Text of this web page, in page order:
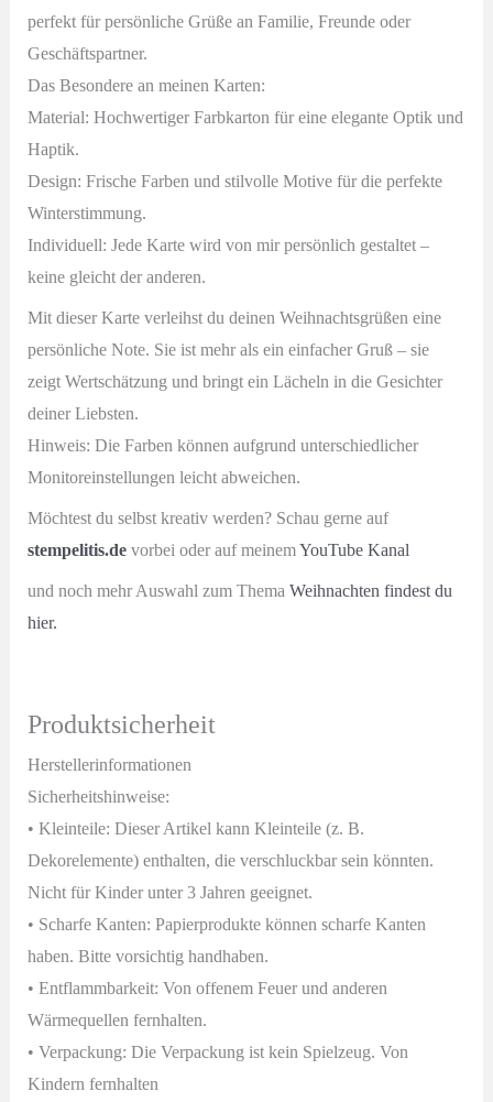
perfekt für persönliche Grüße an Familie, Freunde oder
Geschäftspartner.
Das Besondere an meinen Karten:
Material: Hochwertiger Farbkarton für eine elegante Optik und
Haptik.
Design: Frische Farben und stilvolle Motive für die perfekte
Winterstimmung.
Individuell: Jede Karte wird von mir persönlich gestaltet –
keine gleicht der anderen.
Mit dieser Karte verleihst du deinen Weihnachtsgrüßen eine
persönliche Note. Sie ist mehr als ein einfacher Gruß – sie
zeigt Wertschätzung und bringt ein Lächeln in die Gesichter
deiner Liebsten.
Hinweis: Die Farben können aufgrund unterschiedlicher
Monitoreinstellungen leicht abweichen.
Möchtest du selbst kreativ werden? Schau gerne auf
stempelitis.devorbei oder auf meinemYouTube Kanal
und noch mehr Auswahl zum Thema Weihnachten findest du
hier.
Produktsicherheit
Herstellerinformationen
Sicherheitshinweise:
• Kleinteile: Dieser Artikel kann Kleinteile (z. B.
Dekorelemente) enthalten, die verschluckbar sein könnten.
Nicht für Kinder unter 3 Jahren geeignet.
• Scharfe Kanten: Papierprodukte können scharfe Kanten
haben. Bitte vorsichtig handhaben.
• Entflammbarkeit: Von offenem Feuer und anderen
Wärmequellen fernhalten.
• Verpackung: Die Verpackung ist kein Spielzeug. Von
Kindern fernhalten